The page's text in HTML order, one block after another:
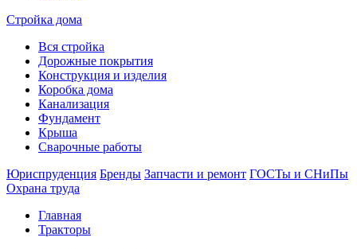
Стройка дома
Вся стройка
Дорожные покрытия
Конструкция и изделия
Коробка дома
Канализация
Фундамент
Крыша
Сварочные работы
Юриспруденция Бренды Запчасти и ремонт ГОСТы и СНиПы
Охрана труда
Главная
Тракторы